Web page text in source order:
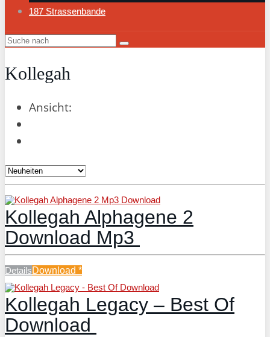
187 Strassenbande
Kollegah
Ansicht:
Kollegah Alphagene 2
Download Mp3
DetailsDownload *
Kollegah Legacy – Best Of
Download